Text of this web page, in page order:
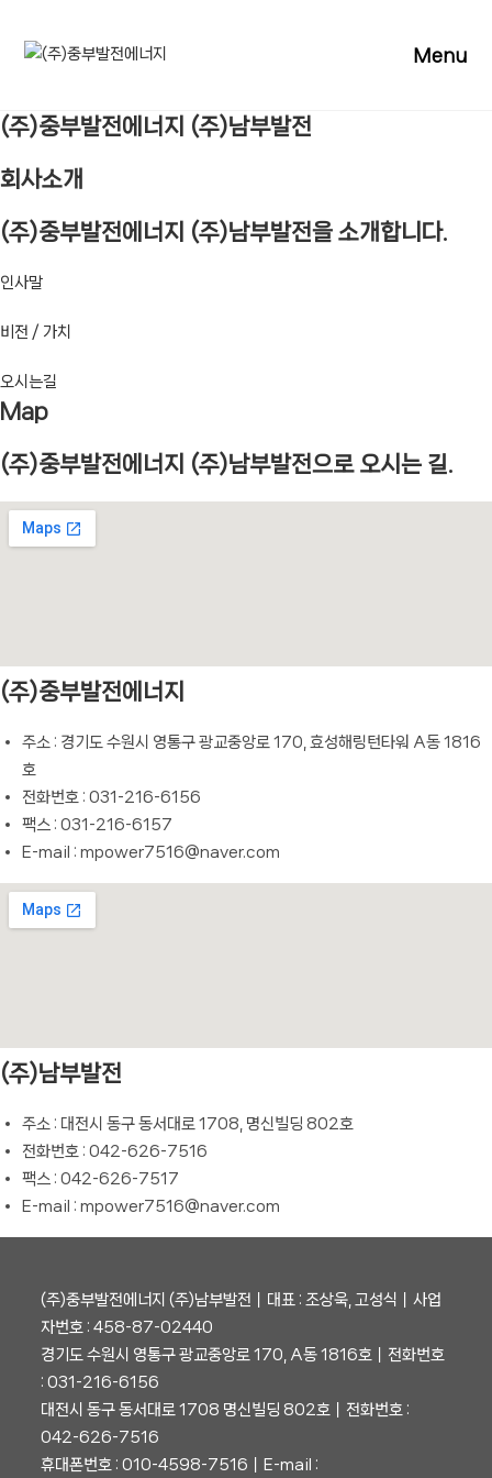
content
Menu
(주)중부발전에너지 (주)남부발전
회사소개
(주)중부발전에너지 (주)남부발전을 소개합니다.
인사말
비전 / 가치
오시는길
Map
(주)중부발전에너지 (주)남부발전으로 오시는 길.
(주)중부발전에너지
주소 : 경기도 수원시 영통구 광교중앙로 170, 효성해링턴타워 A동 1816
호
전화번호 : 031-216-6156
팩스 : 031-216-6157
E-mail : mpower7516@naver.com
(주)남부발전
주소 : 대전시 동구 동서대로 1708, 명신빌딩 802호
전화번호 : 042-626-7516
팩스 : 042-626-7517
E-mail : mpower7516@naver.com
(주)중부발전에너지 (주)남부발전┃대표 : 조상욱, 고성식┃사업
자번호 : 458-87-02440
경기도 수원시 영통구 광교중앙로 170, A동 1816호┃전화번호
: 031-216-6156
대전시 동구 동서대로 1708 명신빌딩 802호┃전화번호 :
042-626-7516
휴대폰번호 : 010-4598-7516┃E-mail :